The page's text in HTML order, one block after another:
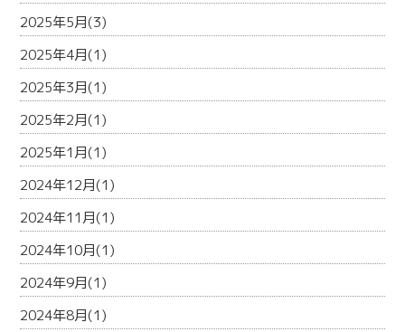
2025年5月(3)
2025年4月(1)
2025年3月(1)
2025年2月(1)
2025年1月(1)
2024年12月(1)
2024年11月(1)
2024年10月(1)
2024年9月(1)
2024年8月(1)